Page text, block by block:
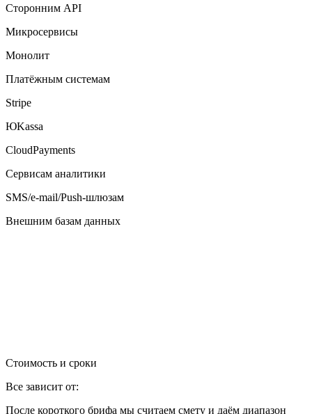
Сторонним API
Микросервисы
Монолит
Платёжным системам
Stripe
ЮKassa
CloudPayments
Сервисам аналитики
SMS/e-mail/Push-шлюзам
Внешним базам данных
Стоимость и сроки
Все зависит от:
После короткого брифа мы считаем смету и даём диапазон